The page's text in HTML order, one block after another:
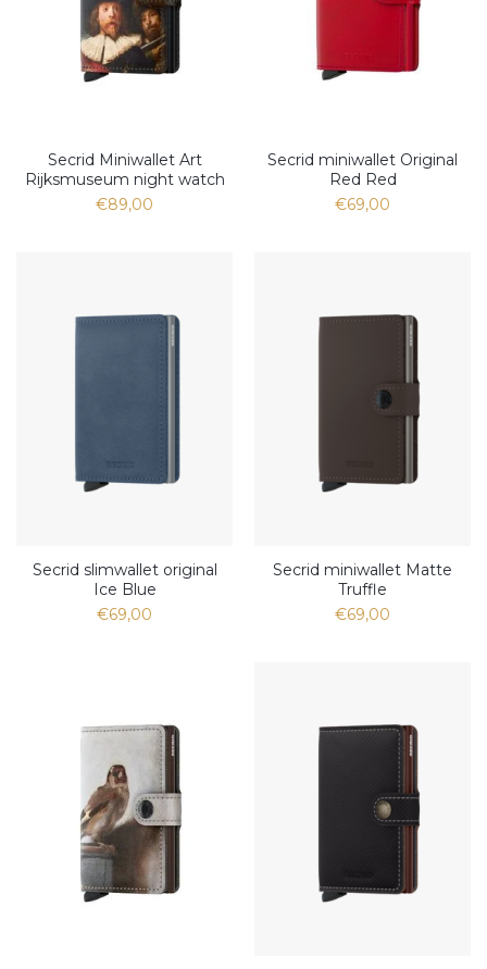
Secrid Miniwallet Art
Rijksmuseum night watch
€89,00
Secrid miniwallet Original
Red Red
€69,00
Secrid slimwallet original
Ice Blue
€69,00
Secrid miniwallet Matte
Truffle
€69,00